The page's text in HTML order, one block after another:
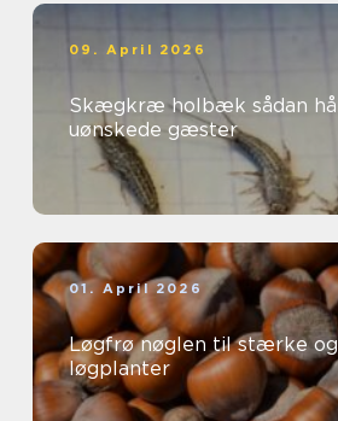
09. April 2026
Skægkræ holbæk sådan håndterer du de
uønskede gæster
01. April 2026
Løgfrø nøglen til stærke og sunde
løgplanter